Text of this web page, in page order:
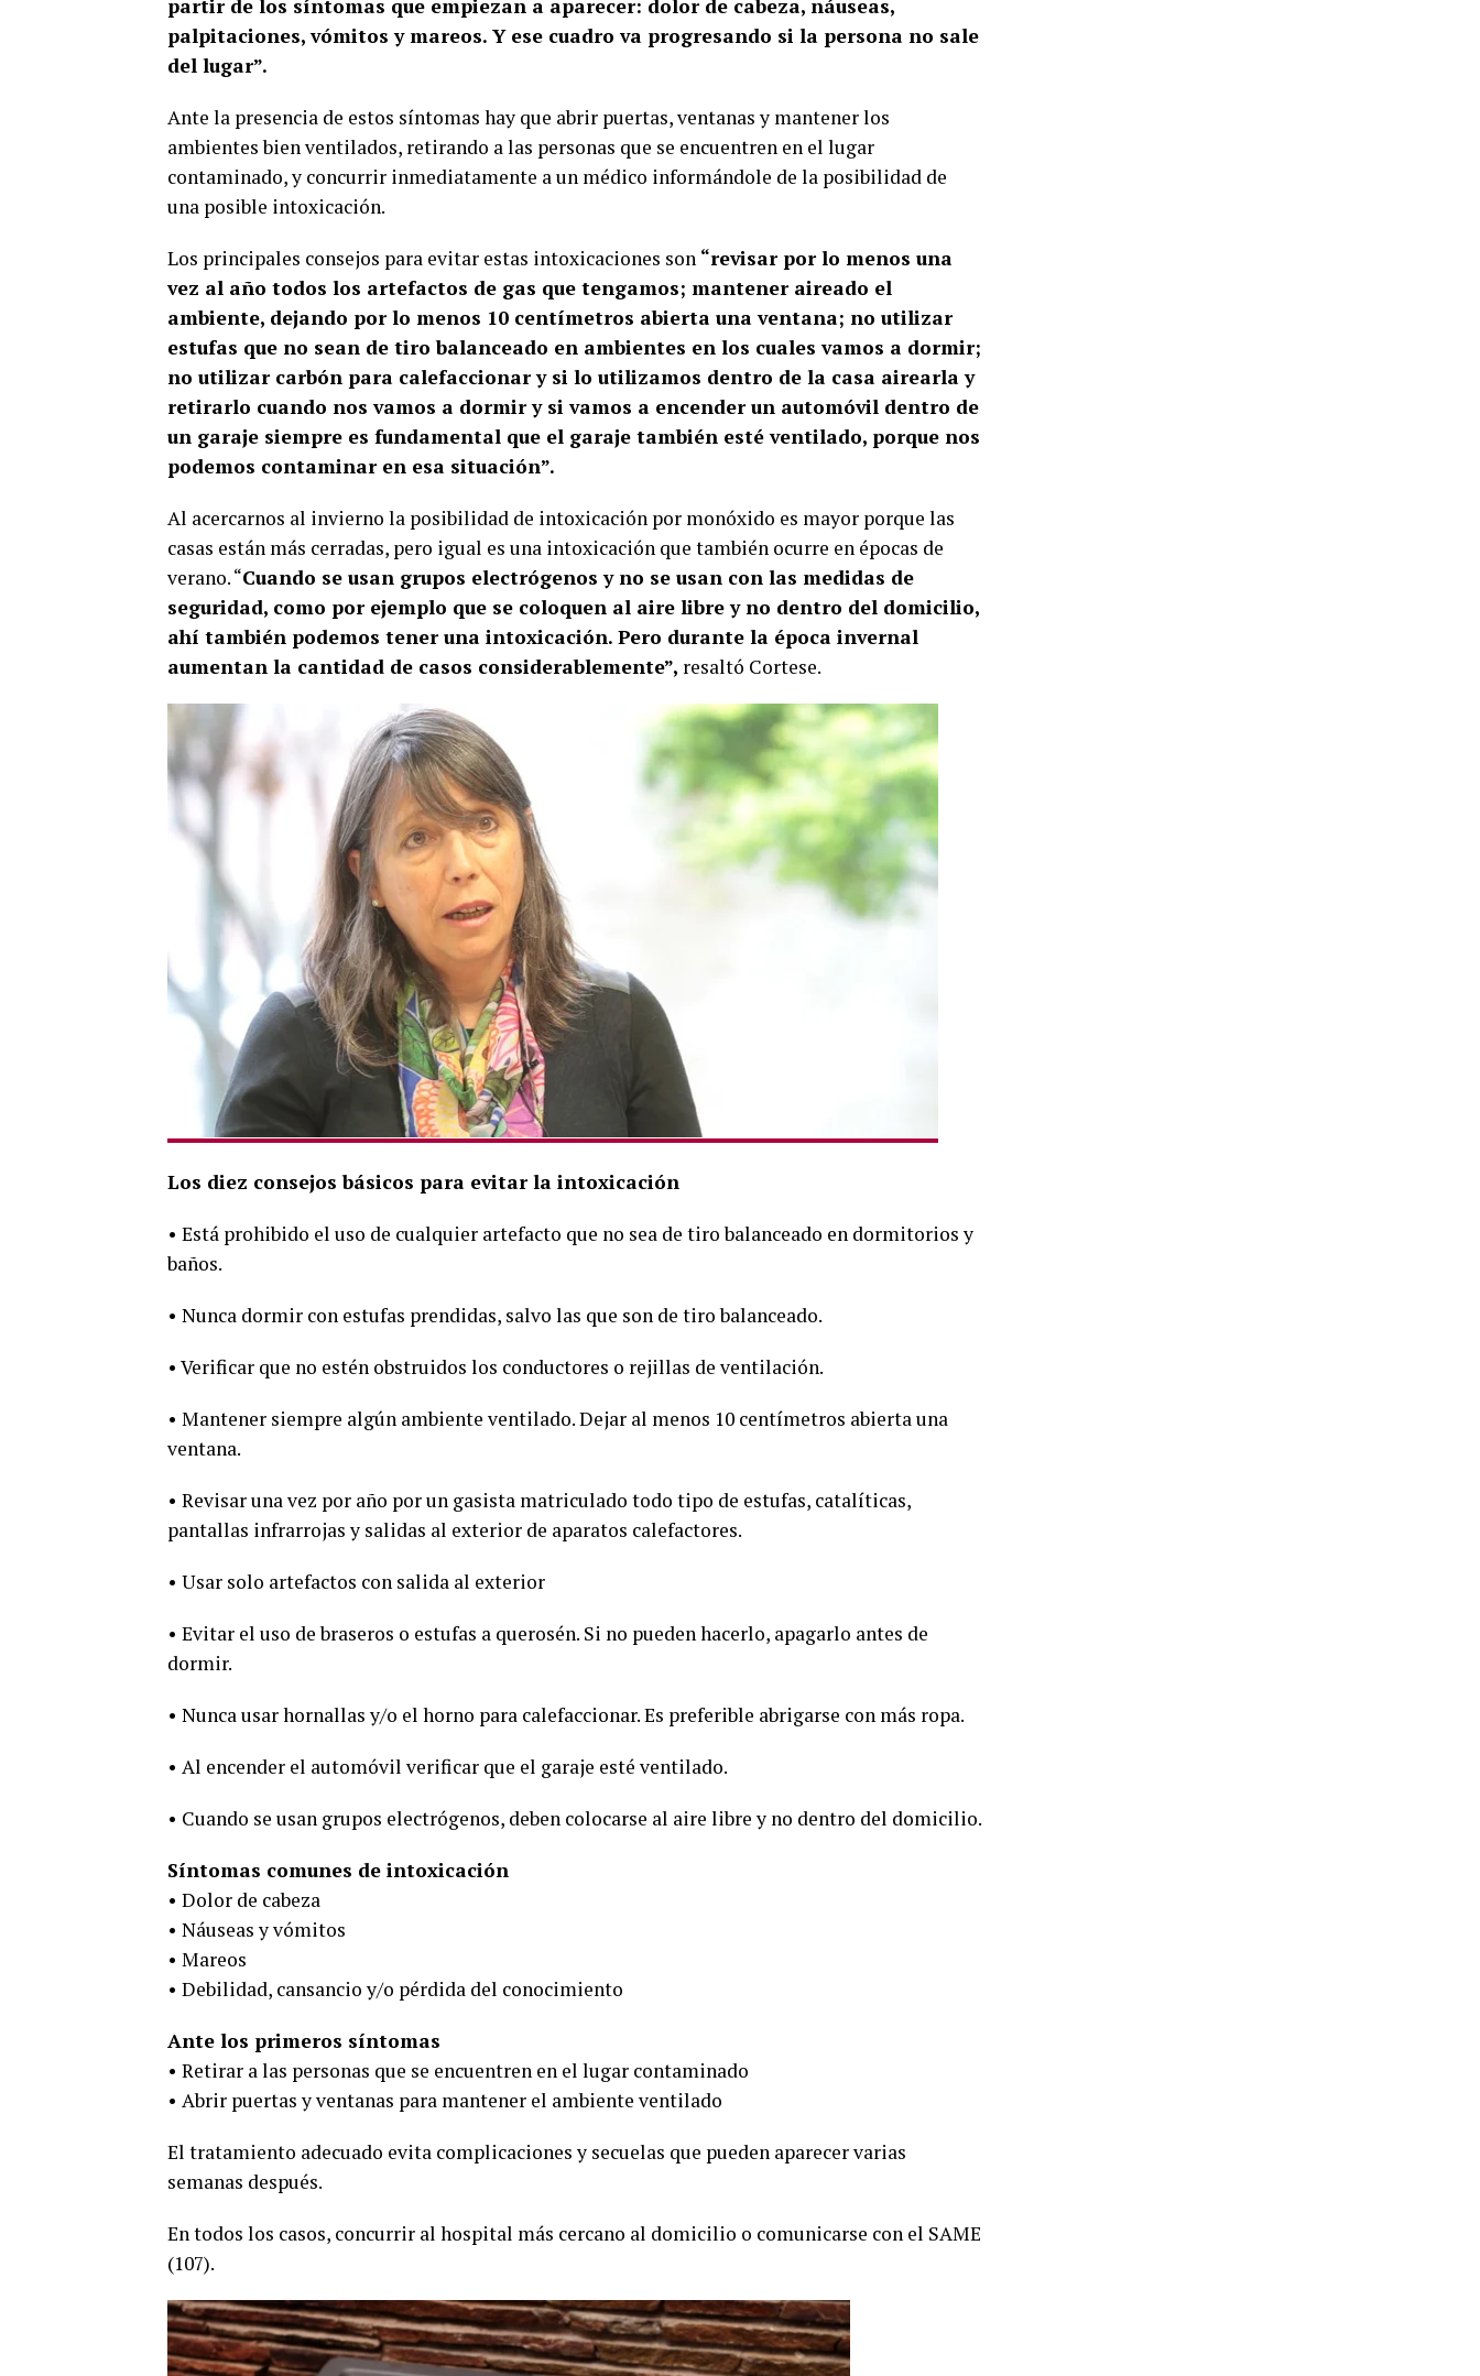
partir de los síntomas que empiezan a aparecer: dolor de cabeza, náuseas,
palpitaciones, vómitos y mareos. Y ese cuadro va progresando si la persona no sale
del lugar”.
Ante la presencia de estos síntomas hay que abrir puertas, ventanas y mantener los
ambientes bien ventilados, retirando a las personas que se encuentren en el lugar
contaminado, y concurrir inmediatamente a un médico informándole de la posibilidad de
una posible intoxicación.
Los principales consejos para evitar estas intoxicaciones son “revisar por lo menos una
vez al año todos los artefactos de gas que tengamos; mantener aireado el
ambiente, dejando por lo menos 10 centímetros abierta una ventana; no utilizar
estufas que no sean de tiro balanceado en ambientes en los cuales vamos a dormir;
no utilizar carbón para calefaccionar y si lo utilizamos dentro de la casa airearla y
retirarlo cuando nos vamos a dormir y si vamos a encender un automóvil dentro de
un garaje siempre es fundamental que el garaje también esté ventilado, porque nos
podemos contaminar en esa situación”.
Al acercarnos al invierno la posibilidad de intoxicación por monóxido es mayor porque las
casas están más cerradas, pero igual es una intoxicación que también ocurre en épocas de
verano. “Cuando se usan grupos electrógenos y no se usan con las medidas de
seguridad, como por ejemplo que se coloquen al aire libre y no dentro del domicilio,
ahí también podemos tener una intoxicación. Pero durante la época invernal
aumentan la cantidad de casos considerablemente”, resaltó Cortese.
Los diez consejos básicos para evitar la intoxicación
• Está prohibido el uso de cualquier artefacto que no sea de tiro balanceado en dormitorios y
baños.
• Nunca dormir con estufas prendidas, salvo las que son de tiro balanceado.
• Verificar que no estén obstruidos los conductores o rejillas de ventilación.
• Mantener siempre algún ambiente ventilado. Dejar al menos 10 centímetros abierta una
ventana.
• Revisar una vez por año por un gasista matriculado todo tipo de estufas, catalíticas,
pantallas infrarrojas y salidas al exterior de aparatos calefactores.
• Usar solo artefactos con salida al exterior
• Evitar el uso de braseros o estufas a querosén. Si no pueden hacerlo, apagarlo antes de
dormir.
• Nunca usar hornallas y/o el horno para calefaccionar. Es preferible abrigarse con más ropa.
• Al encender el automóvil verificar que el garaje esté ventilado.
• Cuando se usan grupos electrógenos, deben colocarse al aire libre y no dentro del domicilio.
Síntomas comunes de intoxicación
• Dolor de cabeza
• Náuseas y vómitos
• Mareos
• Debilidad, cansancio y/o pérdida del conocimiento
Ante los primeros síntomas
• Retirar a las personas que se encuentren en el lugar contaminado
• Abrir puertas y ventanas para mantener el ambiente ventilado
El tratamiento adecuado evita complicaciones y secuelas que pueden aparecer varias
semanas después.
En todos los casos, concurrir al hospital más cercano al domicilio o comunicarse con el SAME
(107).